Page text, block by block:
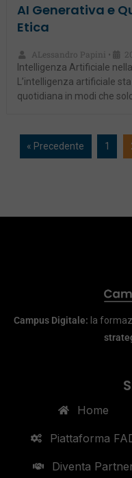
AI Generativa e
Etica
ALessandro Papini •
Intelligenza Artificiale
L’intelligenza artificiale
quotidiana in modi che
« Precedente 1
Campus Digitale: la
Home
Piattaforma
Diventa